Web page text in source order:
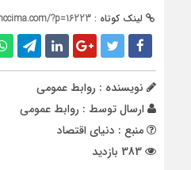
لینک کوتاه : ?p=16223
نویسنده : روابط عمومی
ارسال توسط : روابط عمومی
منبع : دنیای اقتصاد